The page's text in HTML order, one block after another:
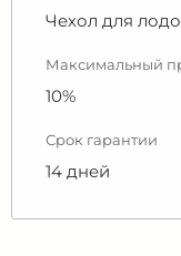
Чехол для
Максимальный
10%
Срок гарантии
14 дней